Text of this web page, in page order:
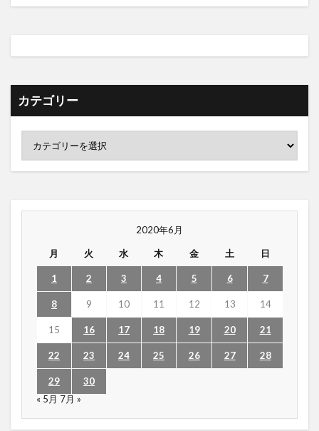
カテゴリー
2020年6月
月 火 水 木 金 土 日
1 2 3 4 5 6 7
8 9 10 11 12 13 14
15 16 17 18 19 20 21
22 23 24 25 26 27 28
29
30
« 5月 7月 »